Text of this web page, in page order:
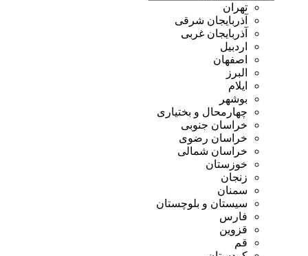
تهران
آذربایجان شرقی
آذربایجان غربی
اردبیل
اصفهان
البرز
ایلام
بوشهر
چهارمحال و بختیاری
خراسان جنوبی
خراسان رضوی
خراسان شمالی
خوزستان
زنجان
سمنان
سیستان و بلوچستان
فارس
قزوین
قم